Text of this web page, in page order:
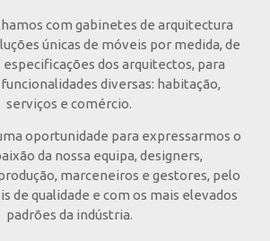
com gabinetes de arquitectura
únicas de móveis por medida, de
especificações dos arquitectos, para
diversas: habitação,
serviços e comércio.
oportunidade para expressarmos o
da nossa equipa, designers,
marceneiros e gestores, pelo
de qualidade e com os mais elevados
padrões da indústria.